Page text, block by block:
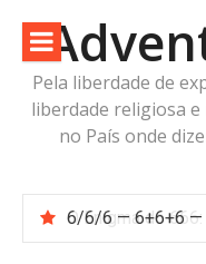
para
conteúdoPela liberdade de
liberdade religiosa
no País onde